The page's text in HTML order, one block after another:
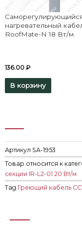
нагревательный
RoofMate-N 18 Вт/м
136.00 ₽
В корзину
Артикул SA-1953
Товар относится к
секции IR-L2-01 20 Вт/м
Tag Греющий кабель